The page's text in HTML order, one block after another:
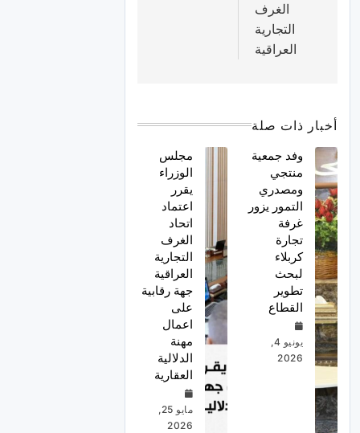
الغرف
التجارية
العراقية
أخبار ذات صلة
وفد جمعية
منتجي
ومصدري
التمور يزور
غرفة
تجارة
كربلاء
لبحث
تطوير
القطاع
يونيو 4,
2026
مجلس
الوزراء
يقرر
اعتماد
اتحاد
الغرف
التجارية
العراقية
جهة رقابية
على
اعمال
مهنة
الدلالية
العقارية
مايو 25,
2026